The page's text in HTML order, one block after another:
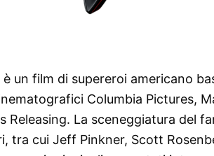
è un film di supereroi americano
Columbia Pictures,
Releasing. La sceneggiatura del
tra cui Jeff Pinkner, Scott